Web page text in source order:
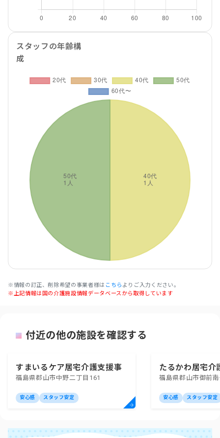
スタッフの年齢構
成
※情報の訂正、削除希望の事業者様は こちら よりご入力ください。
※上記情報は国の介護施設情報データベースから取得しています
付近の他の施設を確認する
すまいるケア居宅介護支援事
業所
福島県郡山市中野二丁目161
安心感 スタッフ安定
たるかわ居宅介
福島県郡山市御前
安心感 スタッフ安定